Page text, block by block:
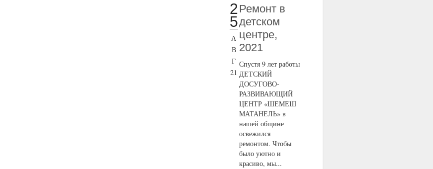
2
5
А
В
Г
21
Ремонт в
детском
центре,
2021
Спустя 9 лет работы
ДЕТСКИЙ
ДОСУГОВО-
РАЗВИВАЮЩИЙ
ЦЕНТР «ШЕМЕШ
МАТАНЕЛЬ» в
нашей общине
освежился
ремонтом. Чтобы
было уютно и
красиво, мы...